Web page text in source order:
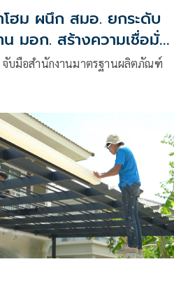
โฮม ผนึก สมอ. ยกระดับ
น มอก. สร้างความเชื่อมั่น
จับมือสำนักงานมาตรฐานผลิตภัณฑ์